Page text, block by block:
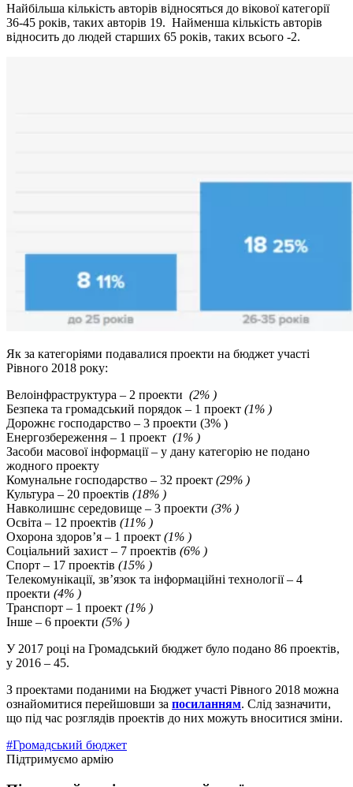
Найбільша кількість авторів відносяться до вікової категорії
36-45 років, таких авторів 19. Найменша кількість авторів
відносить до людей старших 65 років, таких всього -2.
Як за категоріями подавалися проекти на бюджет участі
Рівного 2018 року:
Велоінфраструктура – 2 проекти (2% )
Безпека та громадський порядок – 1 проект (1% )
Дорожнє господарство – 3 проекти (3% )
Енергозбереження – 1 проект (1% )
Засоби масової інформації – у дану категорію не подано
жодного проекту
Комунальне господарство – 32 проект (29% )
Культура – 20 проектів (18% )
Навколишнє середовище – 3 проекти (3% )
Освіта – 12 проектів (11% )
Охорона здоров’я – 1 проект (1% )
Соціальний захист – 7 проектів (6% )
Спорт – 17 проектів (15% )
Телекомунікації, зв’язок та інформаційні технології – 4
проекти (4% )
Транспорт – 1 проект (1% )
Інше – 6 проекти (5% )
У 2017 році на Громадський бюджет було подано 86 проектів,
у 2016 – 45.
З проектами поданими на Бюджет участі Рівного 2018 можна
ознайомитися перейшовши за посиланням. Слід зазначити,
що під час розглядів проектів до них можуть вноситися зміни.
#Громадський бюджет
Підтримуємо армію